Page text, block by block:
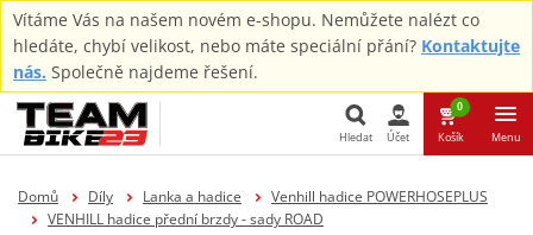
Vítáme Vás na našem novém e-shopu. Nemůžete nalézt co
hledáte, chybí velikost, nebo máte speciální přání? Kontaktujte
nás. Společně najdeme řešení.
Hledat
Hledat Účet
0
Košík Menu
Domů Díly Lanka a hadice
Venhill hadice POWERHOSEPLUS
VENHILL hadice přední brzdy - sady ROAD